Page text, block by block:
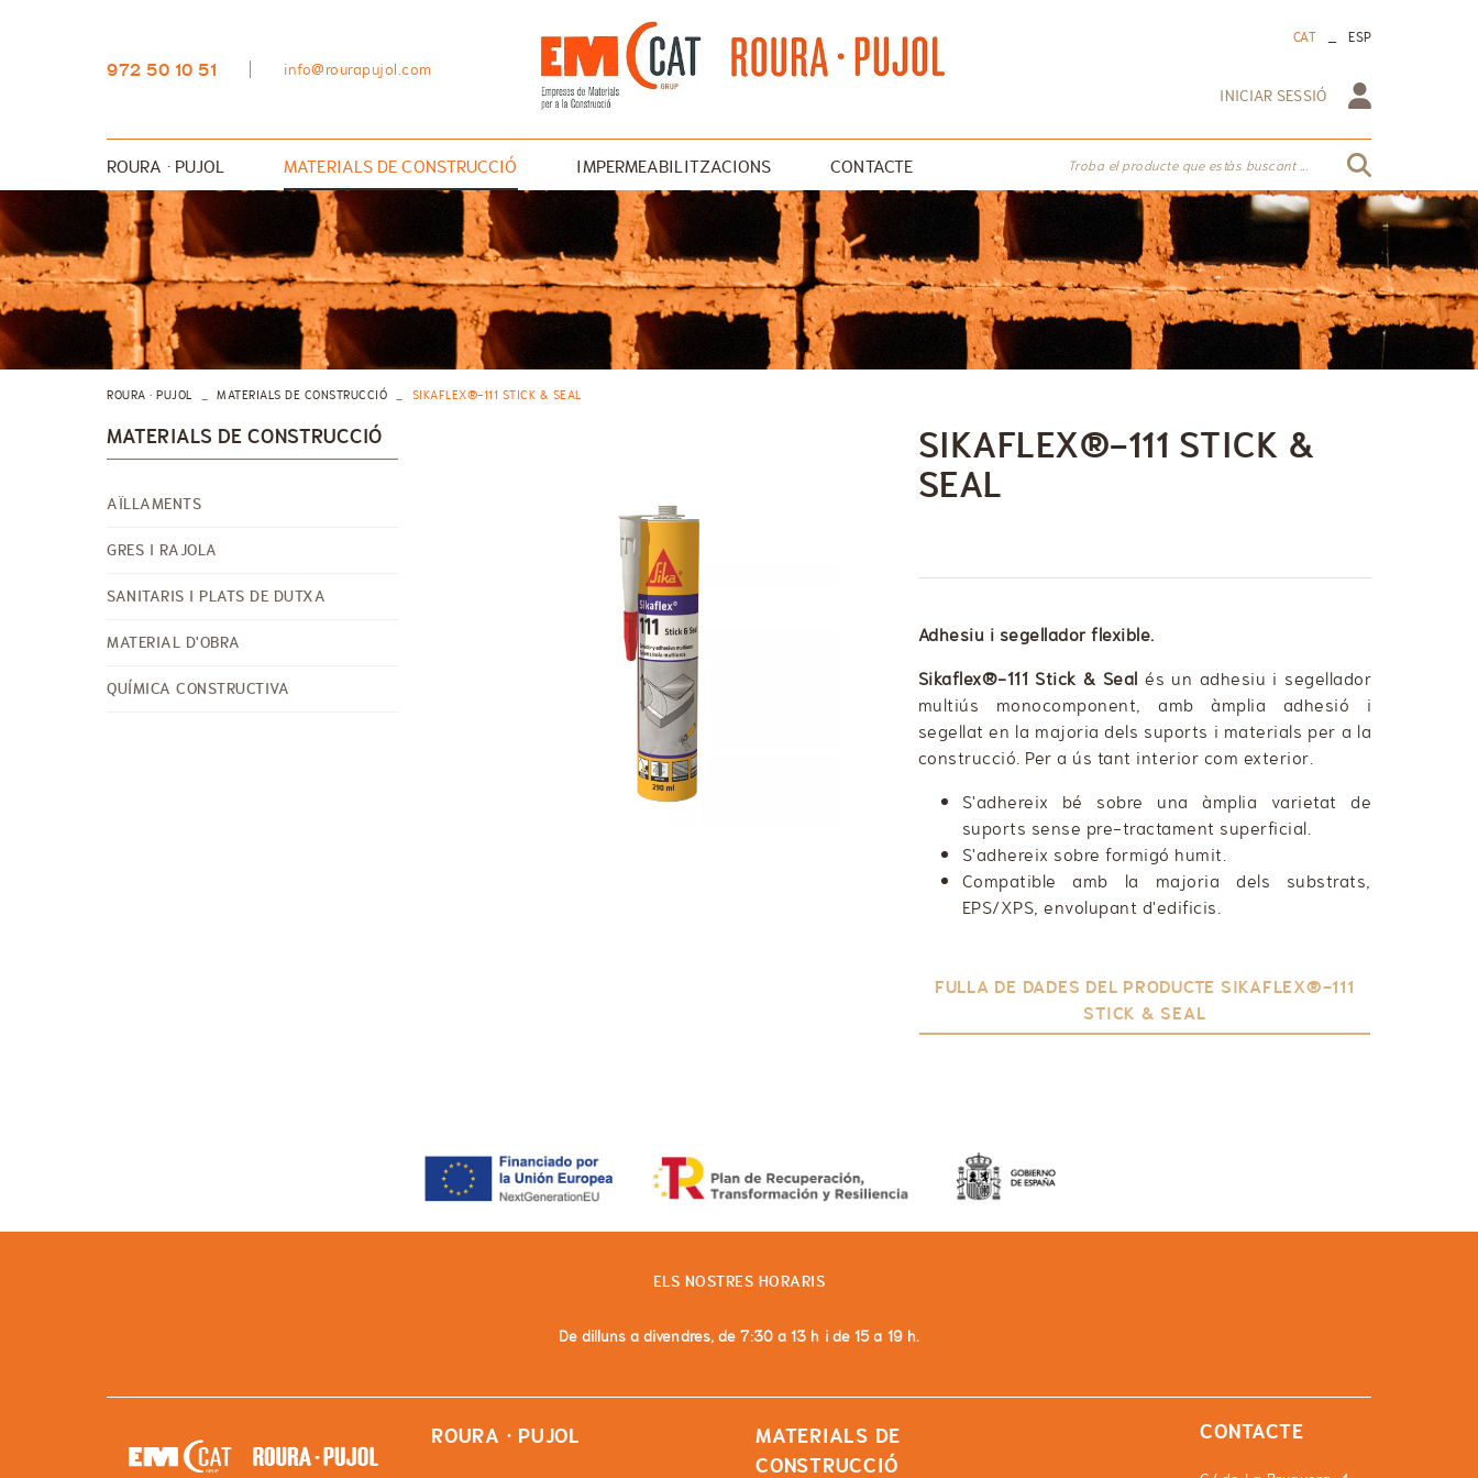
972 50 10 51 info@rourapujol.com
CAT _ ESP
INICIAR SESSIÓ
ROURA · PUJOL MATERIALS DE CONSTRUCCIÓ
AÏLLAMENTS
GRES I RAJOLA
SANITARIS I PLATS DE DUTXA
MATERIAL D'OBRA
QUÍMICA CONSTRUCTIVA
IMPERMEABILITZACIONS CONTACTE Troba el producte que estàs buscant ...
ROURA · PUJOL MATERIALS DE CONSTRUCCIÓ SIKAFLEX®-111 STICK & SEAL
SIKAFLEX®-111 STICK &
SEAL
Adhesiu i segellador flexible.
Sikaflex®-111 Stick & Seal és un adhesiu i segellador
multiús monocomponent, amb àmplia adhesió i
segellat en la majoria dels suports i materials per a la
construcció. Per a ús tant interior com exterior.
S'adhereix bé sobre una àmplia varietat de
suports sense pre-tractament superficial.
S'adhereix sobre formigó humit.
Compatible amb la majoria dels substrats,
EPS/XPS, envolupant d'edificis.
FULLA DE DADES DEL PRODUCTE SIKAFLEX®-111
STICK & SEAL
MATERIALS DE CONSTRUCCIÓ
AÏLLAMENTS
GRES I RAJOLA
SANITARIS I PLATS DE DUTXA
MATERIAL D'OBRA
QUÍMICA CONSTRUCTIVA
ELS NOSTRES HORARIS
De dilluns a divendres, de 7:30 a 13 h i de 15 a 19 h.
ROURA · PUJOL
MATERIALS DE
CONSTRUCCIÓ
CONTACTE